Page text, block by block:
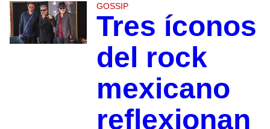
GOSSIP
Tres íconos
del rock
mexicano
reflexionan